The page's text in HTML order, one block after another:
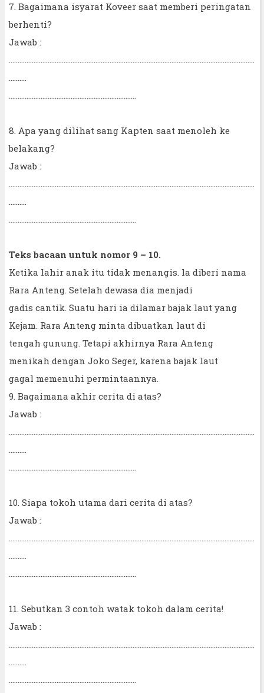
7. Bagaimana isyarat Koveer saat memberi peringatan
berhenti?
Jawab :
...........................................................................................................................................
..........
........................................................................
8. Apa yang dilihat sang Kapten saat menoleh ke
belakang?
Jawab :
...........................................................................................................................................
..........
........................................................................
Teks bacaan untuk nomor 9 – 10.
Ketika lahir anak itu tidak menangis. la diberi nama
Rara Anteng. Setelah dewasa dia menjadi
gadis cantik. Suatu hari ia dilamar bajak laut yang
Kejam. Rara Anteng minta dibuatkan laut di
tengah gunung. Tetapi akhirnya Rara Anteng
menikah dengan Joko Seger, karena bajak laut
gagal memenuhi permintaannya.
9. Bagaimana akhir cerita di atas?
Jawab :
...........................................................................................................................................
..........
........................................................................
10. Siapa tokoh utama dari cerita di atas?
Jawab :
...........................................................................................................................................
..........
........................................................................
11. Sebutkan 3 contoh watak tokoh dalam cerita!
Jawab :
...........................................................................................................................................
..........
........................................................................